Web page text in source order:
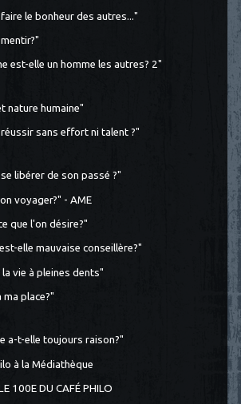
le bonheur des autres..."
est-elle un homme les autres? 2"
nature humaine"
sans effort ni talent ?"
libérer de son passé ?"
voyager?" - AME
que l'on désire?"
elle mauvaise conseillère?"
vie à pleines dents"
ma place?"
a-t-elle toujours raison?"
à la Médiathèque
100E DU CAFÉ PHILO